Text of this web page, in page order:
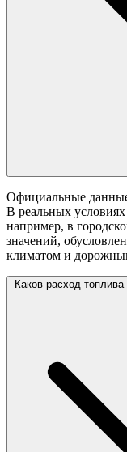
Официальные
В реальных
например, в
значений,
климатом и
Каков расход